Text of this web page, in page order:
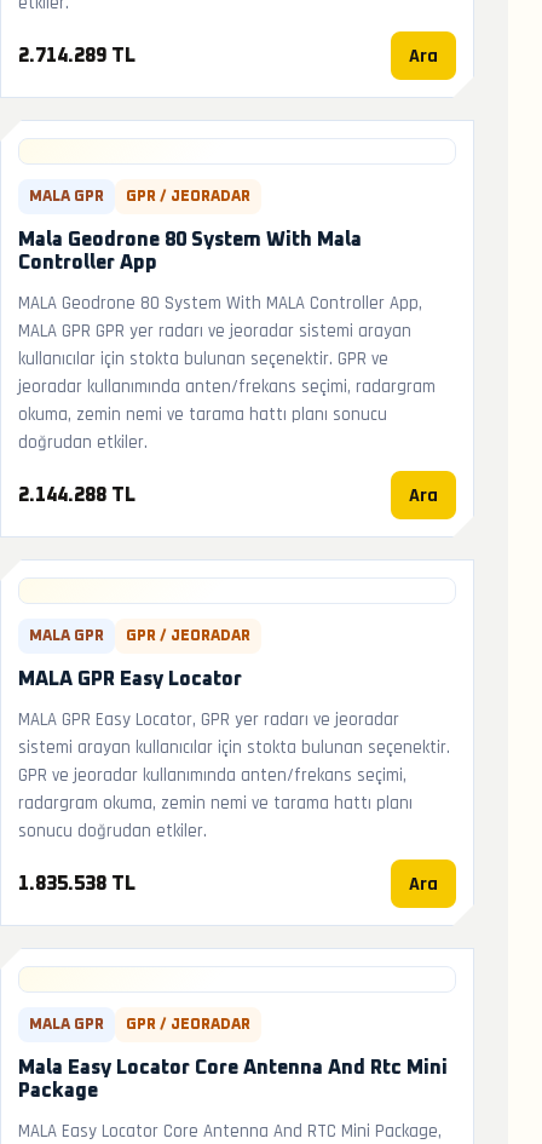
2.714.289 TL Ara
MALA GPR GPR / JEORADAR
Mala Geodrone 80 System With Mala
Controller App
MALA Geodrone 80 System With MALA Controller App,
MALA GPR GPR yer radarı ve jeoradar sistemi arayan
kullanıcılar için stokta bulunan seçenektir. GPR ve
jeoradar kullanımında anten/frekans seçimi, radargram
okuma, zemin nemi ve tarama hattı planı sonucu
doğrudan etkiler.
2.144.288 TL Ara
MALA GPR GPR / JEORADAR
MALA GPR Easy Locator
MALA GPR Easy Locator, GPR yer radarı ve jeoradar
sistemi arayan kullanıcılar için stokta bulunan seçenektir.
GPR ve jeoradar kullanımında anten/frekans seçimi,
radargram okuma, zemin nemi ve tarama hattı planı
sonucu doğrudan etkiler.
1.835.538 TL Ara
MALA GPR GPR / JEORADAR
Mala Easy Locator Core Antenna And Rtc Mini
Package
MALA Easy Locator Core Antenna And RTC Mini Package,